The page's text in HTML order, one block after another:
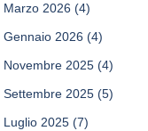
Marzo 2026 (4)
Gennaio 2026 (4)
Novembre 2025 (4)
Settembre 2025 (5)
Luglio 2025 (7)